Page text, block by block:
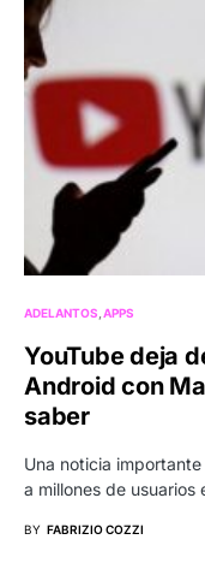
ADELANTOS APPS
YouTube deja
Android con
saber
Una noticia
a millones de
BY FABRIZIO COZZI